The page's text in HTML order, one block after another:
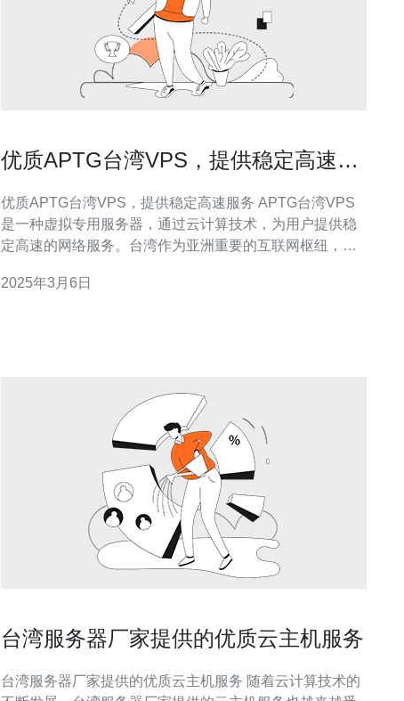
优质APTG台湾VPS，提供稳定高速服
优质APTG台湾VPS，提供稳定高速服务 APTG台湾VPS
是一种虚拟专用服务器，通过云计算技术，为用户提供稳
定高速的网络服务。台湾作为亚洲重要的互联网枢纽，具
选择VPS的理想之地。 APTG台湾VPS采用先进的网络设
2025年3月6日
台湾服务器厂家提供的优质云主机服务
台湾服务器厂家提供的优质云主机服务 随着云计算技术的